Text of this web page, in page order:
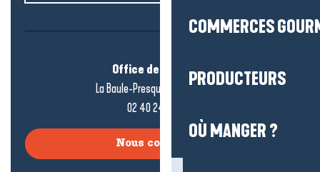
COMMERCES
PRODUCTEURS
OÙ MANGER ?
Office de tourisme
La Baule-Presqu’île de Guérande
02 40 24 34 44
Nous contacter